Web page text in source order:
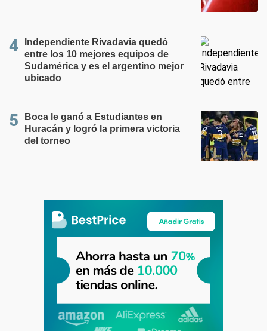
Independiente Rivadavia quedó
entre los 10 mejores equipos de
Sudamérica y es el argentino mejor
ubicado
Boca le ganó a Estudiantes en
Huracán y logró la primera victoria
del torneo